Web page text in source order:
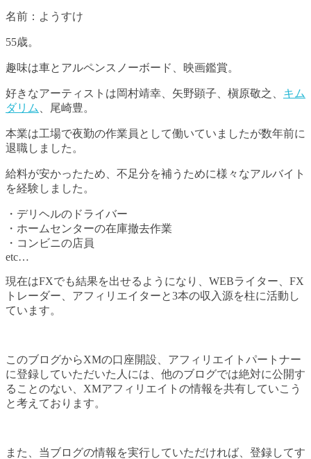
名前：ようすけ
55歳。
趣味は車とアルペンスノーボード、映画鑑賞。
好きなアーティストは岡村靖幸、矢野顕子、槇原敬之、 キム
ダリム
、尾崎豊。
本業は工場で夜勤の作業員として働いていましたが数年前に
退職しました。
給料が安かったため、不足分を補うために様々なアルバイト
を経験しました。
・デリヘルのドライバー
・ホームセンターの在庫撤去作業
・コンビニの店員
etc…
現在はFXでも結果を出せるようになり、WEBライター、FX
トレーダー、アフィリエイターと3本の収入源を柱に活動し
ています。
このブログからXMの口座開設、アフィリエイトパートナー
に登録していただいた人には、他のブログでは絶対に公開す
ることのない、XMアフィリエイトの情報を共有していこう
と考えております。
また、当ブログの情報を実行していただければ、登録してす